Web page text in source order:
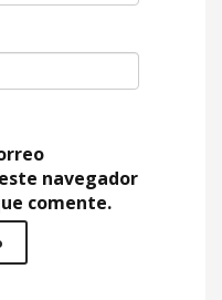
navegador
comente.